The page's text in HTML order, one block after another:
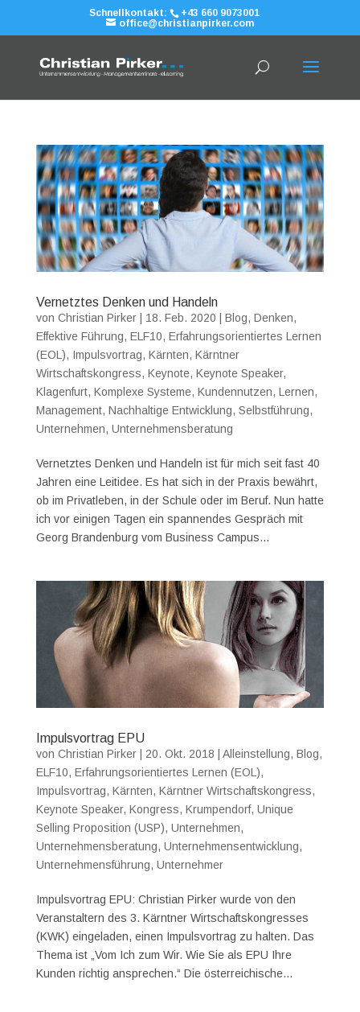
Schnellkontakt:
+43 660 9073001
office@christianpirker.com
Vernetztes Denken und Handeln
von Christian Pirker| 18. Feb. 2020 Blog, Denken,
Effektive Führung, ELF10, Erfahrungsorientiertes Lernen
(EOL), Impulsvortrag, Kärnten, Kärntner
Wirtschaftskongress, Keynote, Keynote Speaker,
Klagenfurt, Komplexe Systeme, Kundennutzen, Lernen,
Management, Nachhaltige Entwicklung, Selbstführung,
Unternehmen, Unternehmensberatung
Vernetztes Denken und Handeln ist für mich seit fast 40
Jahren eine Leitidee. Es hat sich in der Praxis bewährt,
ob im Privatleben, in der Schule oder im Beruf. Nun hatte
ich vor einigen Tagen ein spannendes Gespräch mit
Georg Brandenburg vom Business Campus...
Impulsvortrag EPU
von Christian Pirker| 20. Okt. 2018 | Alleinstellung, Blog,
ELF10, Erfahrungsorientiertes Lernen (EOL),
Impulsvortrag, Kärnten, Kärntner Wirtschaftskongress,
Keynote Speaker, Kongress, Krumpendorf, Unique
Selling Proposition (USP), Unternehmen,
Unternehmensberatung, Unternehmensentwicklung,
Unternehmensführung, Unternehmer
Impulsvortrag EPU: Christian Pirker wurde von den
Veranstaltern des 3. Kärntner Wirtschaftskongresses
(KWK) eingeladen, einen Impulsvortrag zu halten. Das
Thema ist „Vom Ich zum Wir. Wie Sie als EPU Ihre
Kunden richtig ansprechen.“ Die österreichische...